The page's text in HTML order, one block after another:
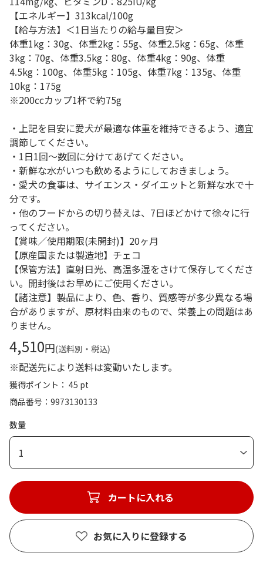
【エネルギー】313kcal/100g
【給与方法】＜1日当たりの給与量目安＞
体重1kg：30g、体重2kg：55g、体重2.5kg：65g、体重
3kg：70g、体重3.5kg：80g、体重4kg：90g、体重
4.5kg：100g、体重5kg：105g、体重7kg：135g、体重
10kg：175g
※200ccカップ1杯で約75g
・上記を目安に愛犬が最適な体重を維持できるよう、適宜
調節してください。
・1日1回～数回に分けてあげてください。
・新鮮な水がいつも飲めるようにしておきましょう。
・愛犬の食事は、サイエンス・ダイエットと新鮮な水で十
分です。
・他のフードからの切り替えは、7日ほどかけて徐々に行
ってください。
【賞味／使用期限(未開封)】20ヶ月
【原産国または製造地】チェコ
【保管方法】直射日光、高温多湿をさけて保存してくださ
い。開封後はお早めにご使用ください。
【諸注意】製品により、色、香り、質感等が多少異なる場
合がありますが、原材料由来のもので、栄養上の問題はあ
りません。
4,510円(送料別・税込)
※配送先により送料は変動いたします。
獲得ポイント： 45 pt
商品番号
9973130133
数量
1
カートに入れる
お気に入りに登録する